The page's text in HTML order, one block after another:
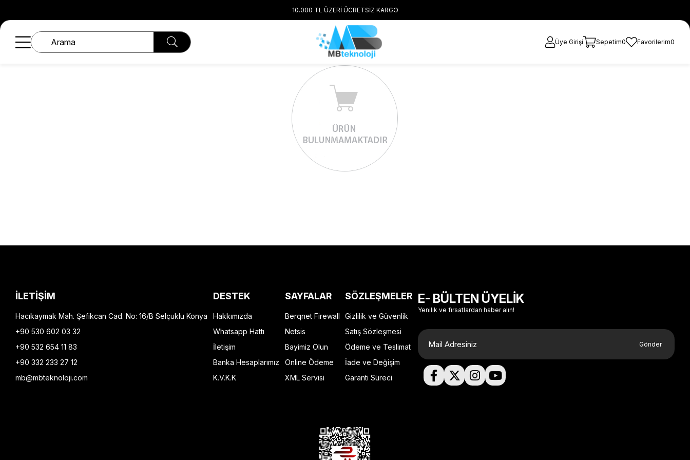
10.000 TL ÜZERİ ÜCRETSİZ KARGO
Üye Girişi Sepetim0 Favorilerim0
İLETİŞİM
Hacıkaymak Mah. Şefikcan Cad. No: 16/B Selçuklu Konya
+90 530 602 03 32
+90 532 654 11 83
+90 332 233 27 12
mb@mbteknoloji.com
DESTEK
Hakkımızda
Whatsapp Hattı
İletişim
Banka Hesaplarımız
K.V.K.K
SAYFALAR
Berqnet Firewall
Netsis
Bayimiz Olun
Online Ödeme
XML Servisi
SÖZLEŞMELER
Gizlilik ve Güvenlik
Satış Sözleşmesi
Ödeme ve Teslimat
İade ve Değişim
Garanti Süreci
E- BÜLTEN ÜYELİK
Yenilik ve fırsatlardan haber alın!
Gönder